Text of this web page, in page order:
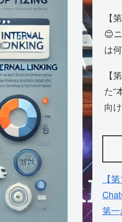
【
😊
は
【
た“
向け
【
第